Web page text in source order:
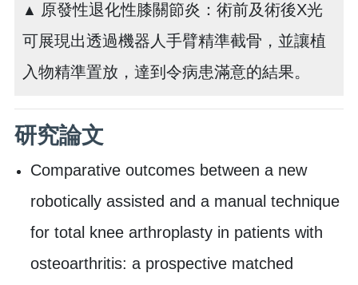
▲ 原發性退化性膝關節炎：術前及術後X光
可展現出透過機器人手臂精準截骨，並讓植
入物精準置放，達到令病患滿意的結果。
研究論文
Comparative outcomes between a new
robotically assisted and a manual technique
for total knee arthroplasty in patients with
osteoarthritis: a prospective matched